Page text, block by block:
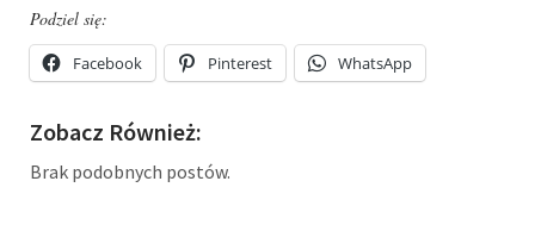
Podziel się:
Facebook Pinterest WhatsApp
Zobacz Również:
Brak podobnych postów.